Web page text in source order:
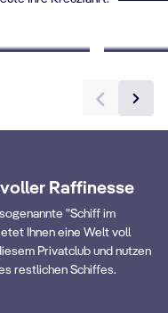
Raffinesse
"Schiff im
Ihnen eine Welt voll
Privatclub und nutzen
restlichen Schiffes.
die
bis zu